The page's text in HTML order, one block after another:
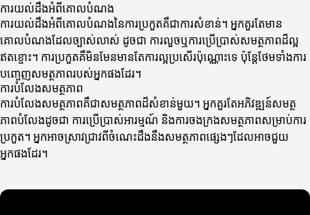
ការយល់ដឹងអំពីគោលបំណង
ការយល់ដឹងអំពីគោលបំណងនៃការប្រកួតគឺជាការសំខាន់។ អ្នកគួរតែមាន
គោលបំណងដែលច្បាស់លាស់ ដូចជា ការលួចឬការប្រើប្រាស់សមត្ថភាពដ៏ល្អ
ឥតខ្ចោះ។ ការប្រកួតគឺមិនមែនមានតែការល្អប្រសើរប៉ុណ្ណោះទេ ប៉ុន្តែថែមទាំងការ
បញ្ចេញសមត្ថភាពរបស់អ្នកផងដែរ។
ការបំលែងសមត្ថភាព
ការបំលែងសមត្ថភាពគឺជាសមត្ថភាពដ៏សំខាន់មួយ។ អ្នកគួរតែអភិវឌ្ឍន៍សមត្ថ
ភាពបំលែងដូចជា ការប្រើប្រាស់អារម្មណ៍ និងការចងក្រងសមត្ថភាពសម្រាប់ការ
ប្រកួត។ អ្នកអាចស្រាវជ្រាវពីចំណេះដឹងនឹងសមត្ថភាពផ្សេងៗដែលអាចជួយ
អ្នកផងដែរ។